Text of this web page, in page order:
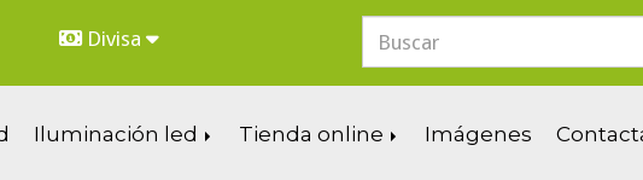
Divisa
Iluminación led Tienda online Imágenes